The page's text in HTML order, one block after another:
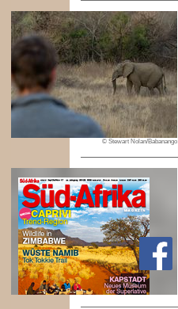
© Stewart Nolan/Babanango